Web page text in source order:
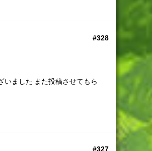
#328
ました また投稿させてもら
#327